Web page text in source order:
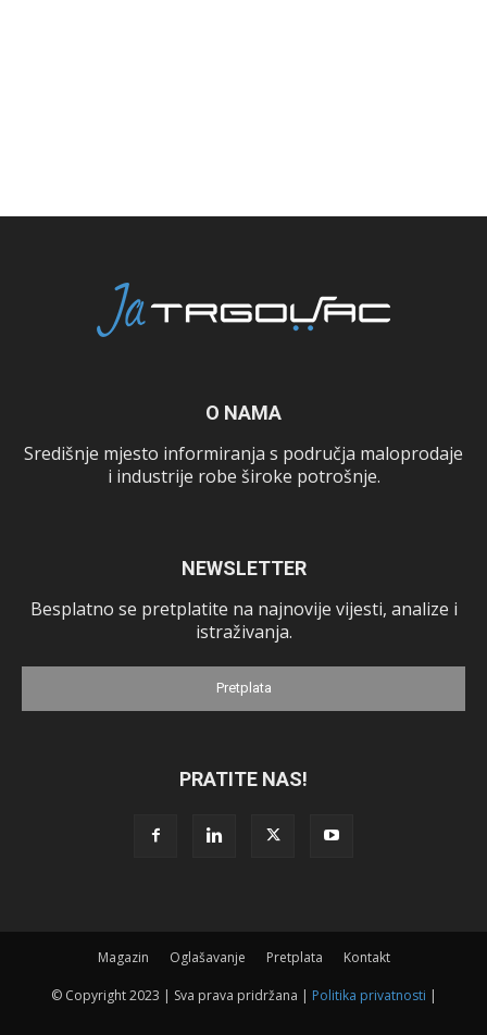
O NAMA
Središnje mjesto informiranja s područja maloprodaje
i industrije robe široke potrošnje.
NEWSLETTER
Besplatno se pretplatite na najnovije vijesti, analize i
istraživanja.
Pretplata
PRATITE NAS!
Magazin Oglašavanje Pretplata Kontakt
© Copyright 2023 | Sva prava pridržana | Politika privatnosti |